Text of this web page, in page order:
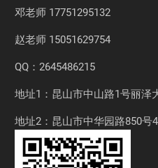
邓老师 17751295132
赵老师 15051629754
QQ：2645486215
地址1：昆山市中山路1号丽泽
地址2：昆山市中华园路850号